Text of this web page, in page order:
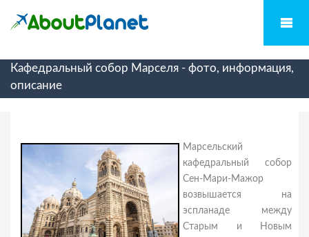
Кафедральный собор Марселя - фото, информация,
описание
Марсельский
кафедральный собор
Сен-Мари-Мажор
возвышается на
эспланаде между
Старым и Новым